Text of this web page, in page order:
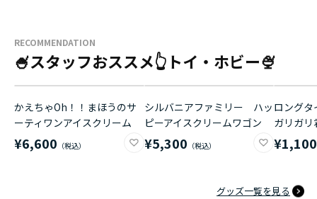
RECOMMENDATION
🍧スタッフおススメ👆トイ・ホビー🍨
かえちゃOh！！まほうのサ
ーティワンアイスクリーム
¥6,600
シルバニアファミリー ハッ
ピーアイスクリームワゴン
¥5,300
ロング
ガリガ
¥1,100
グッズ一覧を見る